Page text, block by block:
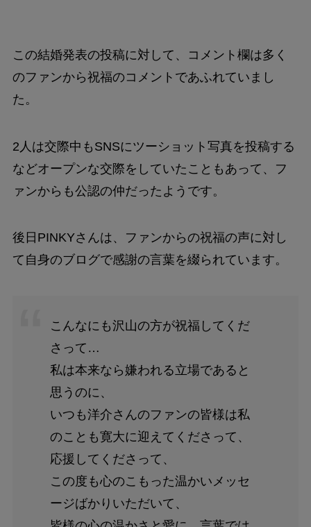
この結婚発表の投稿に対して、コメント欄は多く
のファンから祝福のコメントであふれていまし
た。
2人は交際中もSNSにツーショット写真を投稿する
などオープンな交際をしていたこともあって、フ
ァンからも公認の仲だったようです。
後日PINKYさんは、ファンからの祝福の声に対し
て自身のブログで感謝の言葉を綴られています。
こんなにも沢山の方が祝福してくだ
さって…
私は本来なら嫌われる立場であると
思うのに、
いつも洋介さんのファンの皆様は私
のことも寛大に迎えてくださって、
応援してくださって、
この度も心のこもった温かいメッセ
ージばかりいただいて、